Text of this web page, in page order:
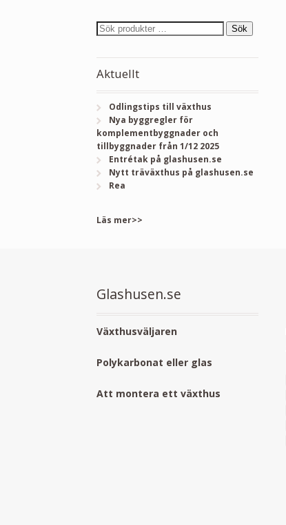
Sök
Aktuellt
Odlingstips till växthus
Nya byggregler för
komplementbyggnader och
tillbyggnader från 1/12 2025
Entrétak på glashusen.se
Nytt träväxthus på glashusen.se
Rea
Läs mer>>
Glashusen.se
Växthusväljaren
Polykarbonat eller glas
Att montera ett växthus